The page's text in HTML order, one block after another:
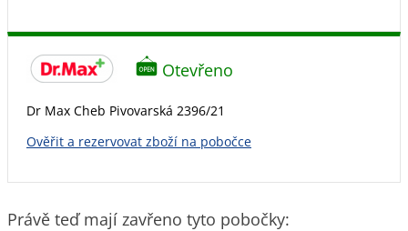
Otevřeno
Dr Max Cheb Pivovarská 2396/21
Ověřit a rezervovat zboží na pobočce
Právě teď mají zavřeno tyto pobočky: